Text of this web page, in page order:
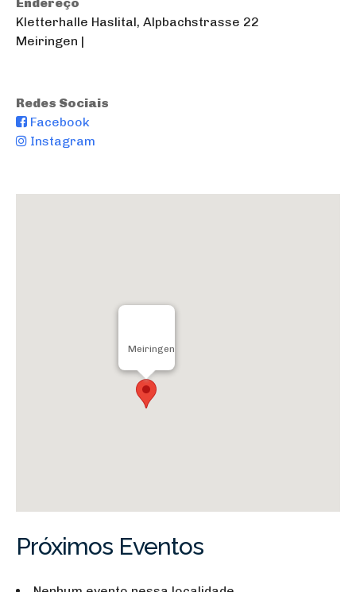
Kletterhalle Haslital, Alpbachstrasse 22
Meiringen |
Redes Sociais
Facebook
Instagram
Meiringen
Próximos Eventos